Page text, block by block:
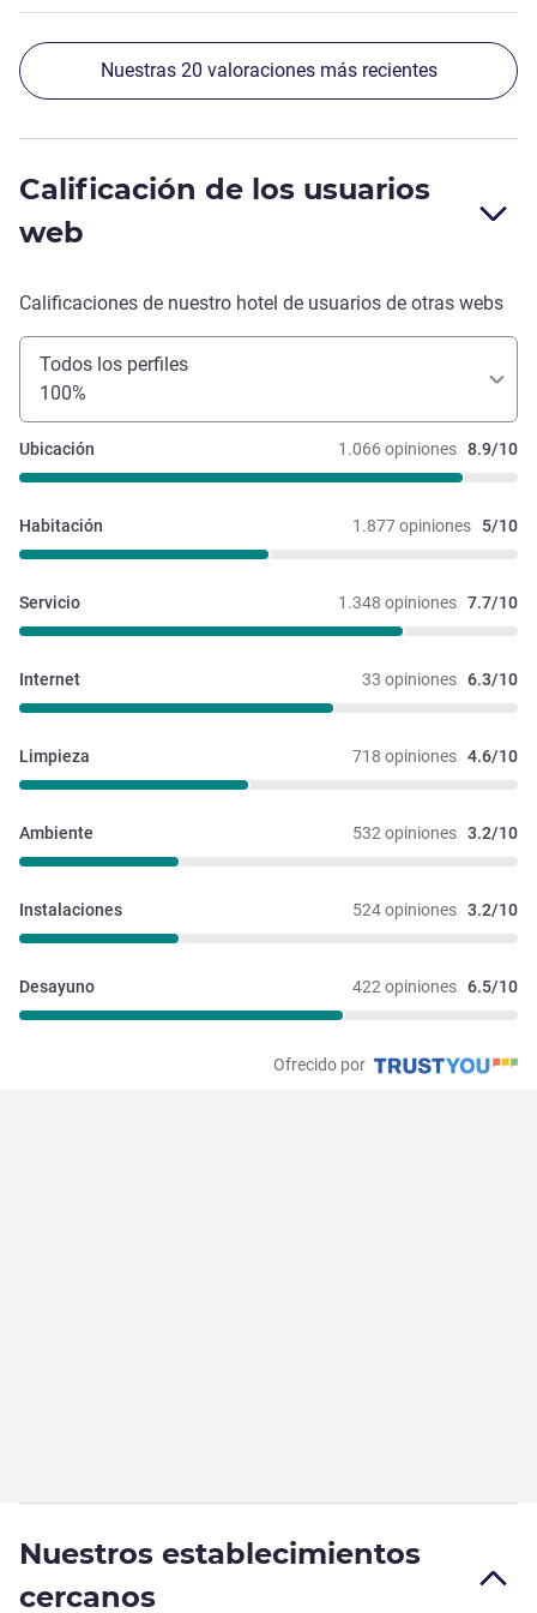
Nuestras 20 valoraciones más recientes
Calificación de los usuarios
web
Calificaciones de nuestro hotel de usuarios de otras webs
Todos los perfiles
100%
1.066 opiniones 8.9/10
Ubicación
1.877 opiniones 5/10
Habitación
1.348 opiniones 7.7/10
Servicio
33 opiniones 6.3/10
Internet
718 opiniones 4.6/10
Limpieza
532 opiniones 3.2/10
Ambiente
524 opiniones 3.2/10
Instalaciones
422 opiniones 6.5/10
Desayuno
Ofrecido por
Nuestros establecimientos
cercanos